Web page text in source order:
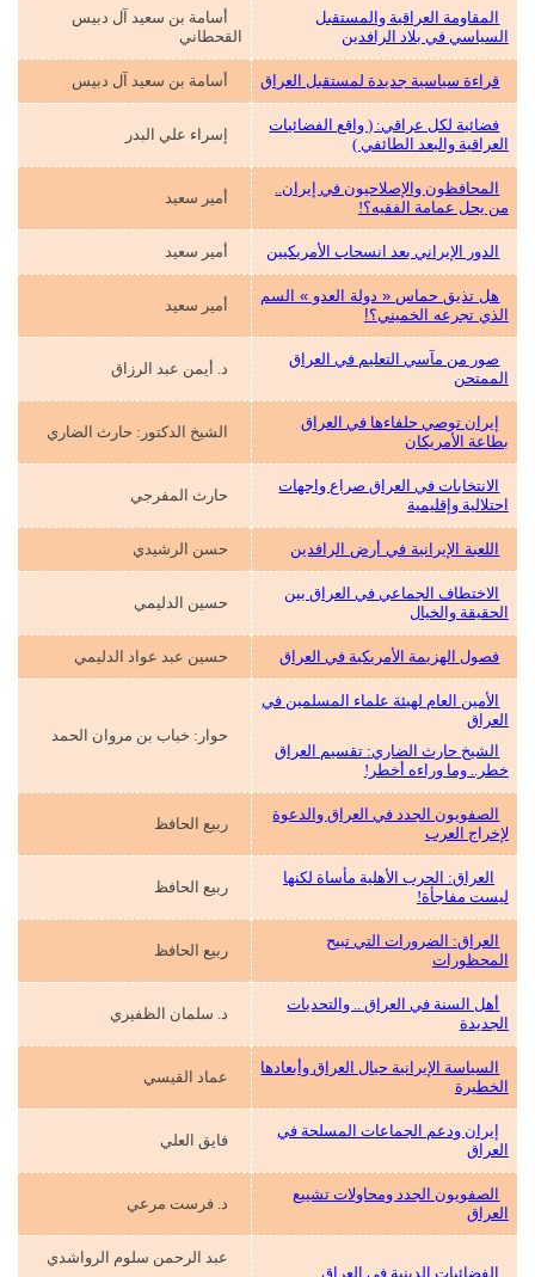
المقاومة العراقية والمستقبل
السياسي في بلاد الرافدين
أسامة بن سعيد آل دبيس
القحطاني
قراءة سياسية جديدة لمستقبل العراق أسامة بن سعيد آل دبيس
فضائية لكل عراقي: ( واقع الفضائيات
العراقية والبعد الطائفي )
إسراء علي البدر
المحافظون والإصلاحيون في إيران..
من يحل عمامة الفقيه؟!
أمير سعيد
الدور الإيراني بعد انسحاب الأمريكيين أمير سعيد
هل تذيق حماس « دولة العدو » السم
الذي تجرعه الخميني؟!
أمير سعيد
صور من مآسي التعليم في العراق
الممتحن
د. أيمن عبد الرزاق
إيران توصي حلفاءها في العراق
بطاعة الأمريكان
الشيخ الدكتور: حارث الضاري
الانتخابات في العراق صراع واجهات
احتلالية وإقليمية
حارث المفرجي
اللعبة الإيرانية في أرض الرافدين حسن الرشيدي
الاختطاف الجماعي في العراق بين
الحقيقة والخيال
حسين الدليمي
فصول الهزيمة الأمريكية في العراق حسين عبد عواد الدليمي
الأمين العام لهيئة علماء المسلمين في
العراق
الشيخ حارث الضاري: تقسيم العراق
خطر.. وما وراءه أخطر!
حوار: خباب بن مروان الحمد
الصفويون الجدد في العراق والدعوة
لإخراج العرب
ربيع الحافظ
العراق: الحرب الأهلية مأساة لكنها
ليست مفاجأة!
ربيع الحافظ
العراق: الضرورات التي تبيح
المحظورات
ربيع الحافظ
أهل السنة في العراق .. والتحديات
الجديدة
د. سلمان الظفيري
السياسة الإيرانية حيال العراق وأبعادها
الخطيرة
عماد القيسي
إيران ودعم الجماعات المسلحة في
العراق
فايق العلي
الصفويون الجدد ومحاولات تشييع
العراق
د. فرست مرعي
الفضائيات الدينية في العراق ..
عبد الرحمن سلوم الرواشدي